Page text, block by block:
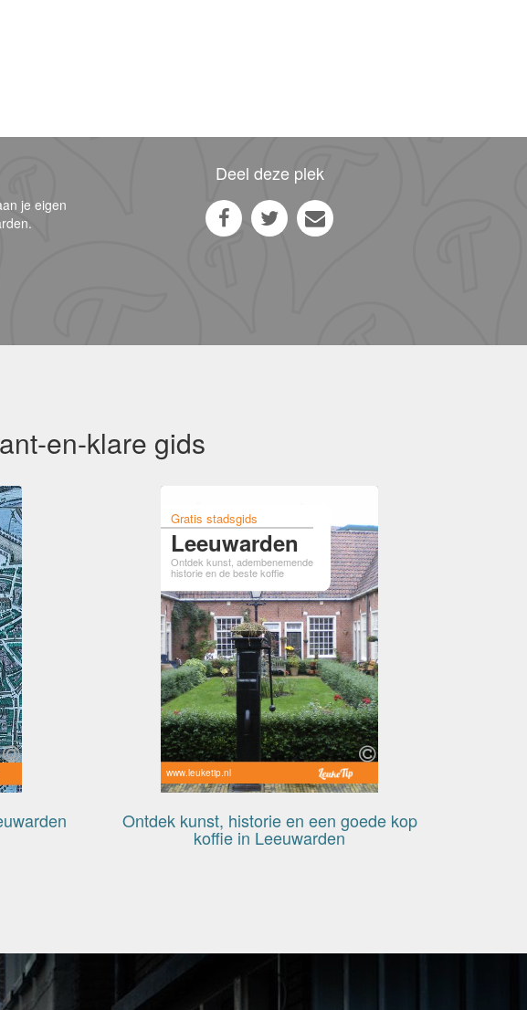
je eigen
Deel deze plek
en-klare gids
Gratis stadsgids
Leeuwarden
Ontdek kunst, adembenemende
historie en de beste koffie
www.leuketip.nl
Ontdek kunst, historie en een goede kop
koffie in Leeuwarden